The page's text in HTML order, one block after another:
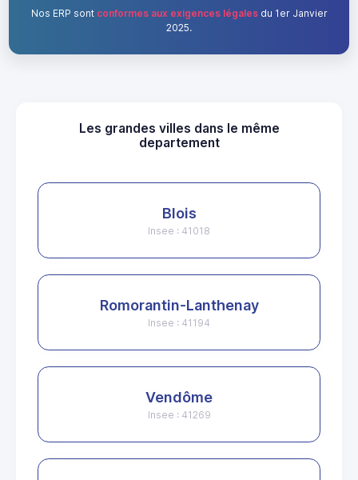
Nos ERP sont conformes aux exigences légalesdu 1er Janvier
2025.
Les grandes villes dans le même
departement
Blois
Insee : 41018
Romorantin-Lanthenay
Insee : 41194
Vendôme
Insee : 41269